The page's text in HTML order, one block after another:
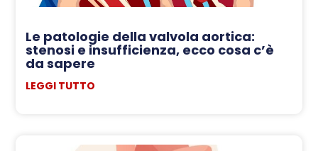
Le patologie della valvola aortica:
stenosi e insufficienza, ecco cosa c’è
da sapere
LEGGI TUTTO